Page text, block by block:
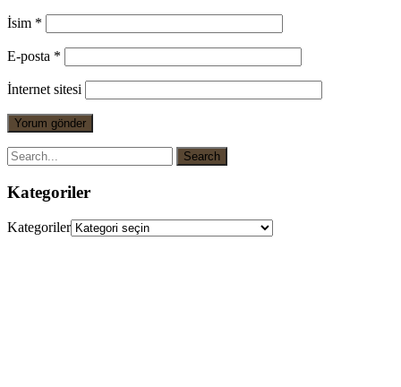
İsim *
E-posta *
İnternet sitesi
Kategoriler
Kategoriler